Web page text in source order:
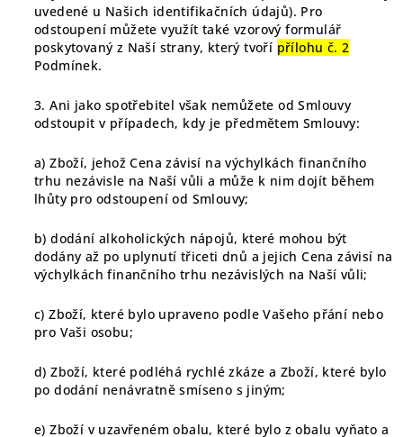
uvedené u Našich identifikačních údajů). Pro
odstoupení můžete využít také vzorový formulář
poskytovaný z Naší strany, který tvoří přílohu č. 2
Podmínek.
3. Ani jako spotřebitel však nemůžete od Smlouvy
odstoupit v případech, kdy je předmětem Smlouvy:
a) Zboží, jehož Cena závisí na výchylkách finančního
trhu nezávisle na Naší vůli a může k nim dojít během
lhůty pro odstoupení od Smlouvy;
b) dodání alkoholických nápojů, které mohou být
dodány až po uplynutí třiceti dnů a jejich Cena závisí na
výchylkách finančního trhu nezávislých na Naší vůli;
c) Zboží, které bylo upraveno podle Vašeho přání nebo
pro Vaši osobu;
d) Zboží, které podléhá rychlé zkáze a Zboží, které bylo
po dodání nenávratně smíseno s jiným;
e) Zboží v uzavřeném obalu, které bylo z obalu vyňato a